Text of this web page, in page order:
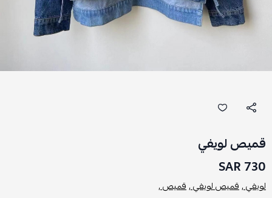
قميص لويفي
730 SAR
لويفي ,قميص لويفي ,قميص ,